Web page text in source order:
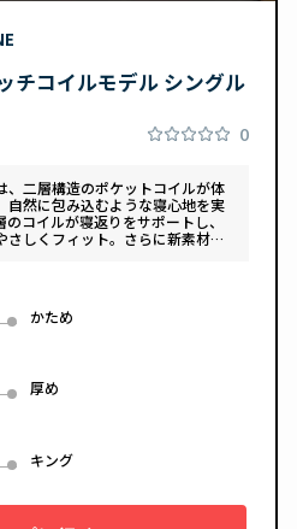
チコイルモデル シングル
0
、二層構造のポケットコイルが体
自然に包み込むような寝心地を実
コイルが寝返りをサポートし、
さしくフィット。さらに新素材
能。清潔さと快適さの両方を追求
かため
4
厚め
5
キング
6